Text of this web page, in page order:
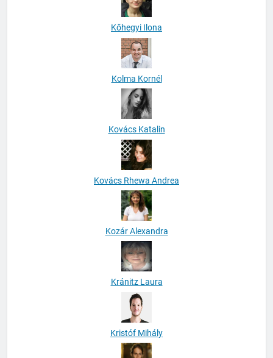
Kőhegyi Ilona
Kolma Kornél
Kovács Katalin
Kovács Rhewa Andrea
Kozár Alexandra
Kránitz Laura
Kristóf Mihály